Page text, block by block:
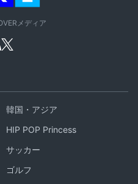
メディア
韓国・アジア
HIP POP Princess
サッカー
ゴルフ